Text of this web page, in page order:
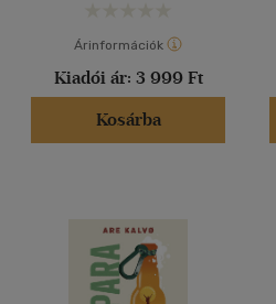
Árinformációk
Kiadói ár: 3 999 Ft
Kosárba